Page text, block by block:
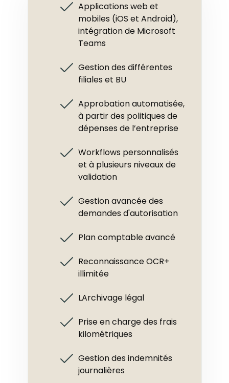
Applications web et
mobiles (iOS et Android),
intégration de Microsoft
Teams
Gestion des différentes
filiales et BU
Approbation automatisée,
à partir des politiques de
dépenses de l’entreprise
Workflows personnalisés
et à plusieurs niveaux de
validation
Gestion avancée des
demandes d'autorisation
Plan comptable avancé
Reconnaissance OCR+
illimitée
LArchivage légal
Prise en charge des frais
kilométriques
Gestion des indemnités
journalières